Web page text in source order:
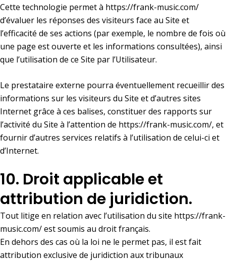
Cette technologie permet à https://frank-music.com/
d’évaluer les réponses des visiteurs face au Site et
l’efficacité de ses actions (par exemple, le nombre de fois où
une page est ouverte et les informations consultées), ainsi
que l’utilisation de ce Site par l’Utilisateur.
Le prestataire externe pourra éventuellement recueillir des
informations sur les visiteurs du Site et d’autres sites
Internet grâce à ces balises, constituer des rapports sur
l’activité du Site à l’attention de https://frank-music.com/, et
fournir d’autres services relatifs à l’utilisation de celui-ci et
d’Internet.
10. Droit applicable et
attribution de juridiction.
Tout litige en relation avec l’utilisation du site https://frank-
music.com/est soumis au droit français.
En dehors des cas où la loi ne le permet pas, il est fait
attribution exclusive de juridiction aux tribunaux